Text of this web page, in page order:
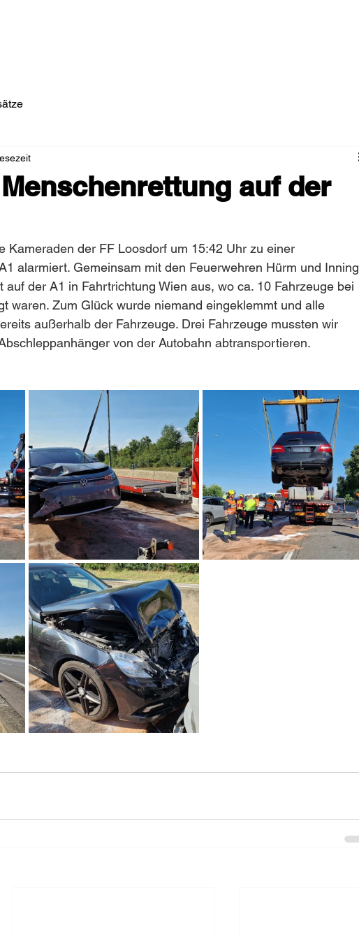
auf der
Kameraden der FF Loosdorf um 15:42 Uhr zu einer
alarmiert. Gemeinsam mit den Feuerwehren Hürm und Inning
auf der A1 in Fahrtrichtung Wien aus, wo ca. 10 Fahrzeuge bei
waren. Zum Glück wurde niemand eingeklemmt und alle
außerhalb der Fahrzeuge. Drei Fahrzeuge mussten wir
von der Autobahn abtransportieren.